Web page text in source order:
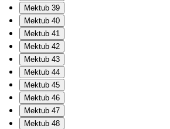
Mektub 39
Mektub 40
Mektub 41
Mektub 42
Mektub 43
Mektub 44
Mektub 45
Mektub 46
Mektub 47
Mektub 48